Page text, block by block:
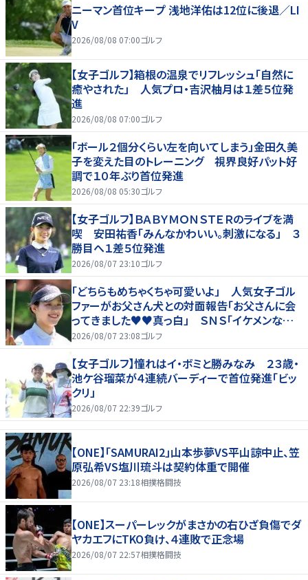
ニーマン首位キープ 浅地洋佑は12位に後退／LI
V
2026/08/08 07:00ゴルフ
【女子ゴルフ】箱根の温泉でリフレッシュ「自然に
癒やされた」 人気プロ・吉沢柚月は１差５位発
進
2026/08/08 07:00ゴルフ
「ボール２個分くらい左を向いてしまう」金田久美
子を変えた目のトレーニング 視界良好パット好
調で１０年ぶり首位発進
2026/08/08 05:30ゴルフ
【女子ゴルフ】ＢＡＢＹＭＯＮＳＴＥＲのライブを満
喫 安田祐香「みんなかわいい。刺激になる」 ３
勝目へ１差５位発進
2026/08/07 23:10ゴルフ
「どちらもめちゃくちゃ可愛いよ」 人気女子ゴル
ファーがお父さん犬との対面報告「お父さんに会
ってきました♥♥真っ白」 ＳＮＳ「イケメンなお
父さん」「白戸家入りするんですか？」
2026/08/07 23:08ゴルフ
【女子ゴルフ】憧れはイ・ボミと勝みなみ ２３歳・
池ケ谷瑠菜が４連続バーディーで首位発進「ビッ
クリ」
2026/08/07 22:39ゴルフ
【ONE】「SAMURAI2」山本歩夢VS平山諒中止、笠
原弘希VS塩川琉斗は契約体重で開催
2026/08/07 23:18相撲格闘技
【ONE】スーパーレックがまさかの右ひざ負傷でダ
ヤカエフにTKO負け、４連敗で正念場
2026/08/07 22:57相撲格闘技